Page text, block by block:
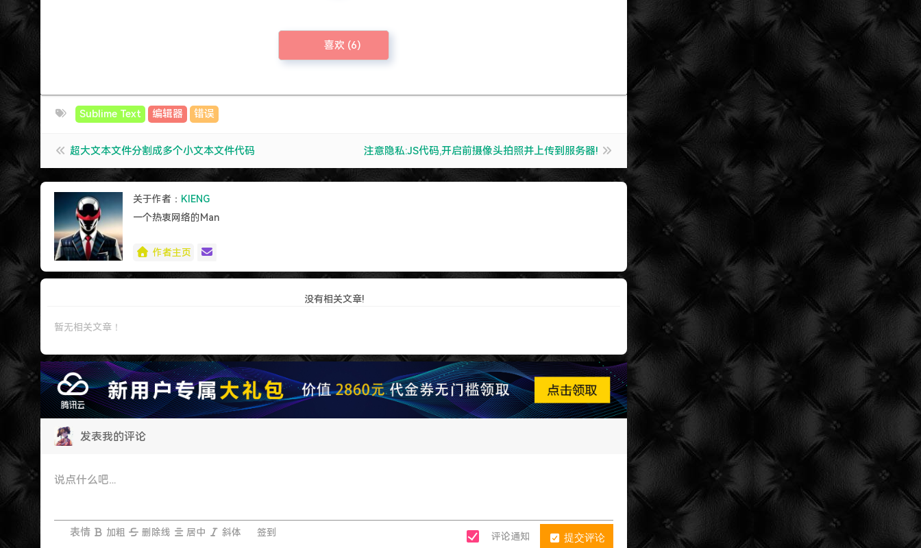
喜欢 (6)
Sublime Text 编辑器 错误
超大文本文件分割成多个小文本文件代码 注意隐私:JS代码,开启前摄像头拍照并上传到服务器!
关于作者： KIENG
一个热衷网络的Man
作者主页
没有相关文章!
暂无相关文章！
发表我的评论
提交评论
评论通知
表情 加粗 删除线 居中 斜体 签到